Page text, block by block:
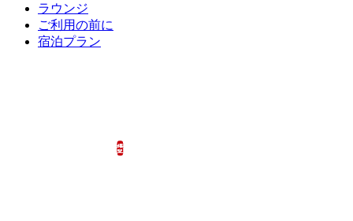
ラウンジ
ご利用の前に
宿泊プラン